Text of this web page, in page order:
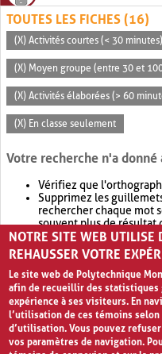
TOUTES LES FICHES (16)
(X) Activités courtes (< 30 minutes)
(X) Moyen groupe (entre 30 et
(X) Activités élaborées (> 60
(X) En classe seulement
Votre recherche n'a
Vérifiez que
Supprimez les
rechercher chaque mot
souvent plus de résultat
Envisagez d'élargir
retournera souvent plus
NOTRE SITE WEB UTILISE
REHAUSSER VOTRE
Le site web de Polytechnique
afin de recueillir des
expérience à ses visiteurs. En
l’utilisation de ces témoins
d’utilisation. Vous pouvez
vos paramètres de navigation.